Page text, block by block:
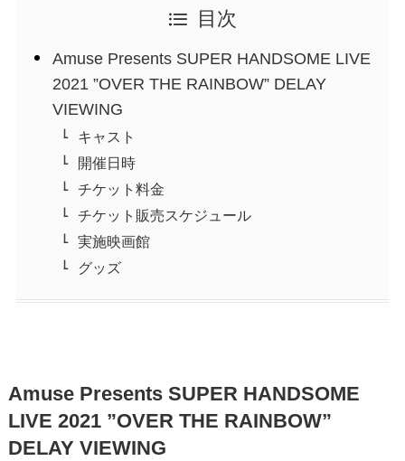
目次
Amuse Presents SUPER HANDSOME LIVE
2021 ”OVER THE RAINBOW” DELAY
VIEWING
キャスト
開催日時
チケット料金
チケット販売スケジュール
実施映画館
グッズ
Amuse Presents SUPER HANDSOME
LIVE 2021 ”OVER THE RAINBOW”
DELAY VIEWING